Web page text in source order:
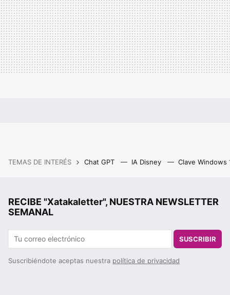
TEMAS DE INTERÉS Chat GPT IA Disney Clave Windows
RECIBE "Xatakaletter", NUESTRA NEWSLETTER
SEMANAL
SUSCRIBIR
Suscribiéndote aceptas nuestra política de privacidad